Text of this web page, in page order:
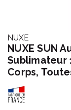
NUXE
NUXE SUN
Sublimateur
Corps,